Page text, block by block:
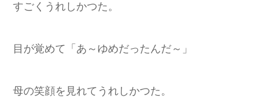
すごくうれしかつた。
目が覚めて「あ～ゆめだったんだ～」
母の笑顔を見れてうれしかつた。